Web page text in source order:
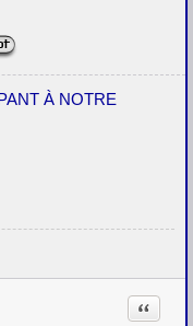
Citation